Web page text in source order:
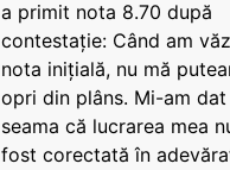
a primit nota 8.70 după
contestație: Când am
nota inițială, nu mă
opri din plâns. Mi-am dat
seama că lucrarea mea
fost corectată în